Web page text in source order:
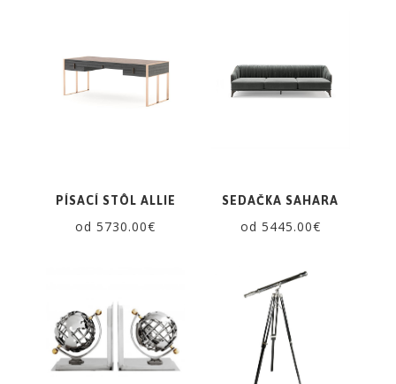
PÍSACÍ STÔL ALLIE
od 5730.00€
SEDAČKA SAHARA
od 5445.00€